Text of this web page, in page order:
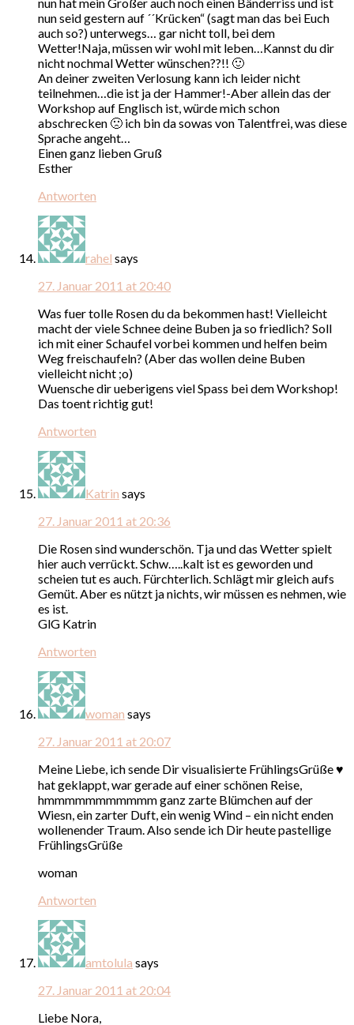
nun seid gestern auf ´´Krücken“ (sagt man das bei Euch
auch so?) unterwegs… gar nicht toll, bei dem
Wetter!Naja, müssen wir wohl mit leben…Kannst du dir
nicht nochmal Wetter wünschen??!! 🙂
An deiner zweiten Verlosung kann ich leider nicht
teilnehmen…die ist ja der Hammer!-Aber allein das der
Workshop auf Englisch ist, würde mich schon
abschrecken 🙁 ich bin da sowas von Talentfrei, was diese
Sprache angeht…
Einen ganz lieben Gruß
Esther
Antworten
rahel says
27. Januar 2011 at 20:40
Was fuer tolle Rosen du da bekommen hast! Vielleicht
macht der viele Schnee deine Buben ja so friedlich? Soll
ich mit einer Schaufel vorbei kommen und helfen beim
Weg freischaufeln? (Aber das wollen deine Buben
vielleicht nicht ;o)
Wuensche dir ueberigens viel Spass bei dem Workshop!
Das toent richtig gut!
Antworten
Katrin says
27. Januar 2011 at 20:36
Die Rosen sind wunderschön. Tja und das Wetter spielt
hier auch verrückt. Schw…..kalt ist es geworden und
scheien tut es auch. Fürchterlich. Schlägt mir gleich aufs
Gemüt. Aber es nützt ja nichts, wir müssen es nehmen, wie
es ist.
GlG Katrin
Antworten
woman says
27. Januar 2011 at 20:07
Meine Liebe, ich sende Dir visualisierte FrühlingsGrüße ♥
hat geklappt, war gerade auf einer schönen Reise,
hmmmmmmmmmmm ganz zarte Blümchen auf der
Wiesn, ein zarter Duft, ein wenig Wind – ein nicht enden
wollenender Traum. Also sende ich Dir heute pastellige
FrühlingsGrüße
woman
Antworten
amtolula says
27. Januar 2011 at 20:04
Liebe Nora,